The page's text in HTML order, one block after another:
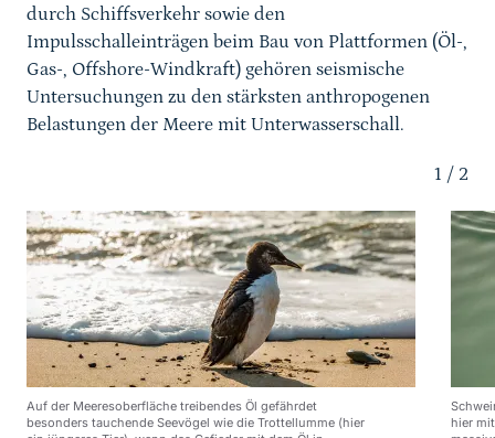
durch Schiffsverkehr sowie den
Impulsschalleinträgen beim Bau von Plattformen (Öl-,
Gas-, Offshore-Windkraft) gehören seismische
Untersuchungen zu den stärksten anthropogenen
Belastungen der Meere mit Unterwasserschall.
1 / 2
Auf der Meeresoberfläche treibendes Öl gefährdet
besonders tauchende Seevögel wie die Trottellumme (hier
hier